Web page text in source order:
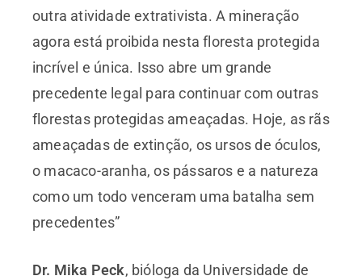
outra atividade extrativista. A mineração
agora está proibida nesta floresta protegida
incrível e única. Isso abre um grande
precedente legal para continuar com outras
florestas protegidas ameaçadas. Hoje, as rãs
ameaçadas de extinção, os ursos de óculos,
o macaco-aranha, os pássaros e a natureza
como um todo venceram uma batalha sem
precedentes”
Dr. Mika Peck, bióloga da Universidade de